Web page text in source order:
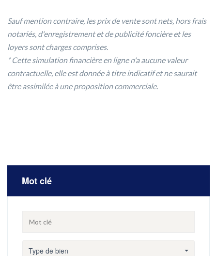
Sauf mention contraire, les prix de vente sont nets, hors frais
notariés, d'enregistrement et de publicité foncière et les
loyers sont charges comprises.
* Cette simulation financière en ligne n'a aucune valeur
contractuelle, elle est donnée à titre indicatif et ne saurait
être assimilée à une proposition commerciale.
Mot clé
Type de bien